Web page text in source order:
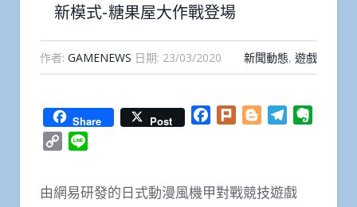
新模式-糖果屋大作戰登場
作者: GAMENEWS 日期: 23/03/2020 新聞動態, 遊戲
Share Post Facebook
Plurk BloggerTelegram
Copy
由網易研發的日式動漫風機甲對戰競技遊戲